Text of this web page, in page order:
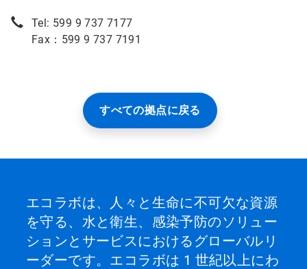
Tel: 599 9 737 7177
Fax：599 9 737 7191
すべての拠点に戻る
エコラボは、人々と生命に不可欠な資源
を守る、水と衛生、感染予防のソリュー
ションとサービスにおけるグローバルリ
ーダーです。エコラボは 1 世紀以上にわ